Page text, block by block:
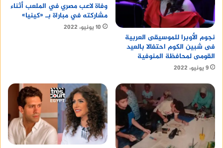
نجوم الأوبرا للموسيقى العربية
فى شبين الكوم احتفالا بالعيد
القومى لمحافظة المنوفية
9 يونيو، 2022
وفاة لاعب مصري في الملعب أثناء
مشاركته في مباراة بـ «كينيا»
10 يونيو، 2022